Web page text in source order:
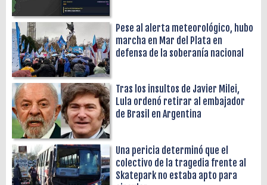
Pese al alerta meteorológico, hubo
marcha en Mar del Plata en
defensa de la soberanía nacional
Tras los insultos de Javier Milei,
Lula ordenó retirar al embajador
de Brasil en Argentina
Una pericia determinó que el
colectivo de la tragedia frente al
Skatepark no estaba apto para